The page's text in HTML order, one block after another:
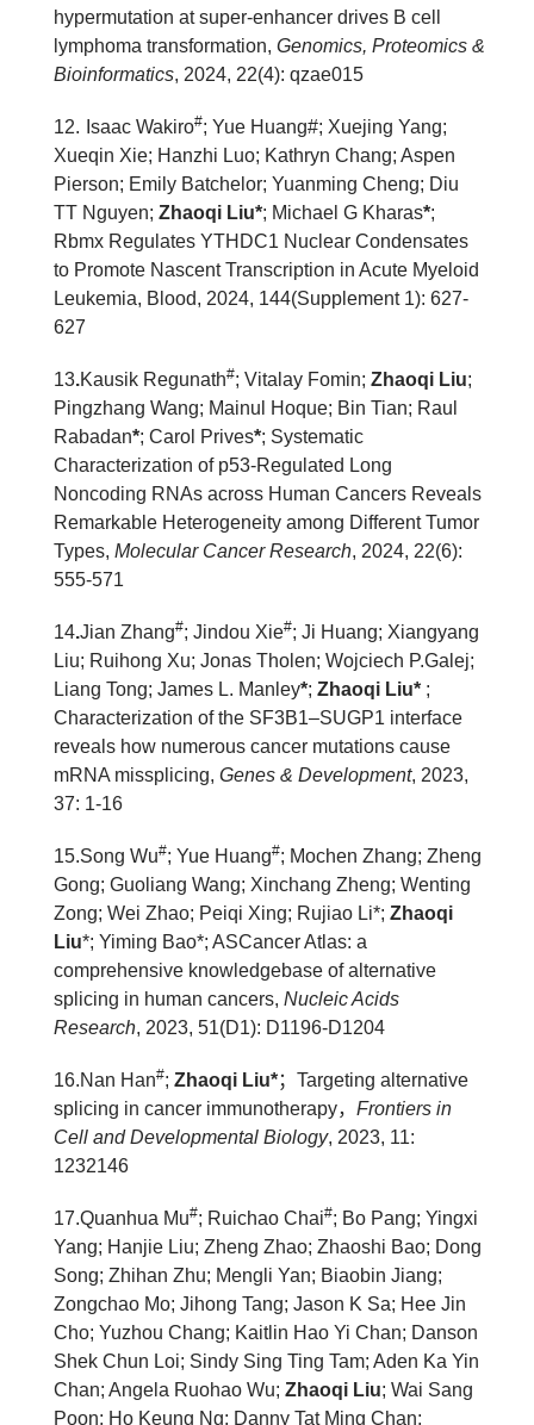
hypermutation at super-enhancer drives B cell
lymphoma transformation, Genomics, Proteomics &
Bioinformatics, 2024, 22(4): qzae015
12. Isaac Wakiro#; Yue Huang#; Xuejing Yang;
Xueqin Xie; Hanzhi Luo; Kathryn Chang; Aspen
Pierson; Emily Batchelor; Yuanming Cheng; Diu
TT Nguyen; Zhaoqi Liu*; Michael G Kharas*;
Rbmx Regulates YTHDC1 Nuclear Condensates
to Promote Nascent Transcription in Acute Myeloid
Leukemia, Blood, 2024, 144(Supplement 1): 627-
627
13.Kausik Regunath#; Vitalay Fomin; Zhaoqi Liu;
Pingzhang Wang; Mainul Hoque; Bin Tian; Raul
Rabadan*; Carol Prives*; Systematic
Characterization of p53-Regulated Long
Noncoding RNAs across Human Cancers Reveals
Remarkable Heterogeneity among Different Tumor
Types, Molecular Cancer Research, 2024, 22(6):
555-571
14.Jian Zhang#; Jindou Xie#; Ji Huang; Xiangyang
Liu; Ruihong Xu; Jonas Tholen; Wojciech P.Galej;
Liang Tong; James L. Manley*; Zhaoqi Liu* ;
Characterization of the SF3B1–SUGP1 interface
reveals how numerous cancer mutations cause
mRNA missplicing, Genes & Development, 2023,
37: 1-16
15.Song Wu#; Yue Huang#; Mochen Zhang; Zheng
Gong; Guoliang Wang; Xinchang Zheng; Wenting
Zong; Wei Zhao; Peiqi Xing; Rujiao Li*; Zhaoqi
Liu*; Yiming Bao*; ASCancer Atlas: a
comprehensive knowledgebase of alternative
splicing in human cancers, Nucleic Acids
Research, 2023, 51(D1): D1196-D1204
16.Nan Han#; Zhaoqi Liu*； Targeting alternative
splicing in cancer immunotherapy， Frontiers in
Cell and Developmental Biology, 2023, 11:
1232146
17.Quanhua Mu#; Ruichao Chai#; Bo Pang; Yingxi
Yang; Hanjie Liu; Zheng Zhao; Zhaoshi Bao; Dong
Song; Zhihan Zhu; Mengli Yan; Biaobin Jiang;
Zongchao Mo; Jihong Tang; Jason K Sa; Hee Jin
Cho; Yuzhou Chang; Kaitlin Hao Yi Chan; Danson
Shek Chun Loi; Sindy Sing Ting Tam; Aden Ka Yin
Chan; Angela Ruohao Wu; Zhaoqi Liu; Wai Sang
Poon; Ho Keung Ng; Danny Tat Ming Chan;